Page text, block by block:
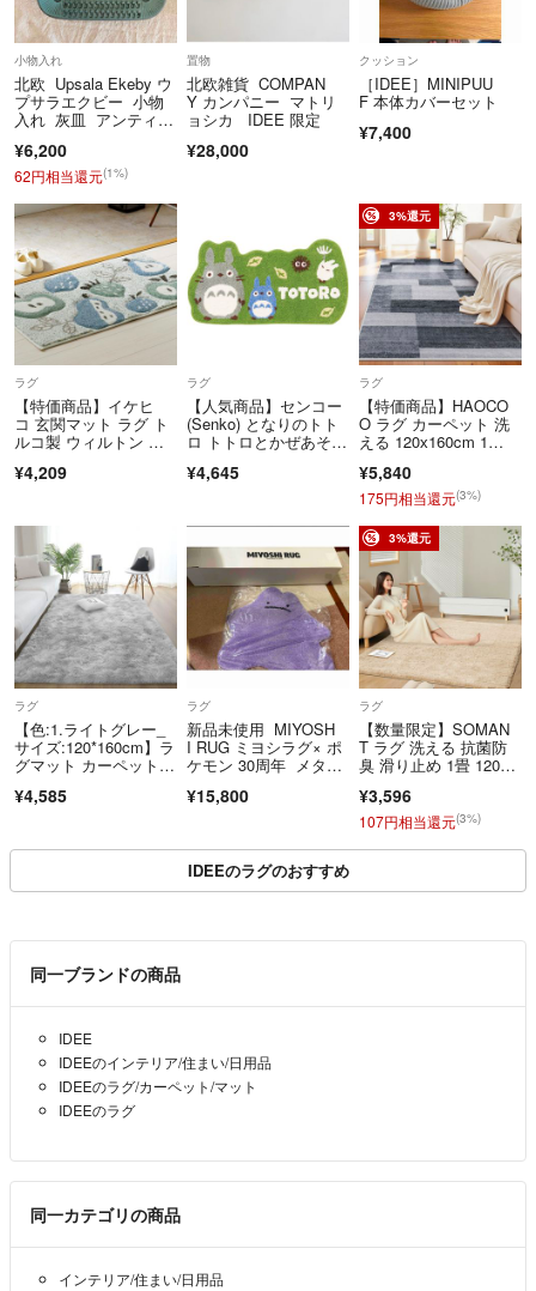
小物入れ
北欧 Upsala Ekeby ウ
プサラエクビー 小物
入れ 灰皿 アンティー
¥6,200
62円相当還元(1%)
置物
北欧雑貨 COMPAN
Y カンパニー マトリ
ョシカ IDEE 限定
¥28,000
クッション
［IDEE］MINIPUU
F 本体カバーセット
¥7,400
ラグ
【特価商品】イケヒ
コ 玄関マット ラグ ト
ルコ製 ウィルトン ラ
¥4,209
ラグ
【人気商品】センコー
(Senko) となりのトト
ロ トトロとかぜあそ
¥4,645
3%還元
ラグ
【特価商品】HAOCO
O ラグ カーペット 洗
える 120х160cm 1
¥5,840
175円相当還元(3%)
ラグ
【色:1.ライトグレー_
サイズ:120*160cm】ラ
グマット カーペット 1
¥4,585
ラグ
新品未使用 MIYOSH
I RUG ミヨシラグ× ポ
ケモン 30周年 メタモ
¥15,800
3%還元
ラグ
【数量限定】SOMAN
T ラグ 洗える 抗菌防
臭 滑り止め 1畳 120×1
¥3,596
107円相当還元(3%)
IDEEのラグのおすすめ
同一ブランドの商品
IDEE
IDEEのインテリア/住まい/日用品
IDEEのラグ/カーペット/マット
IDEEのラグ
同一カテゴリの商品
インテリア/住まい/日用品